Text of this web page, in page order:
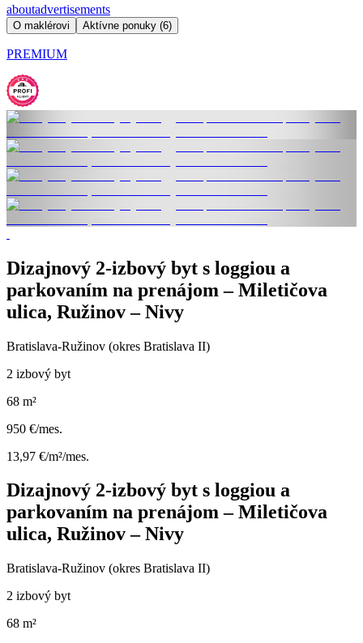
aboutadvertisements
O maklérovi Aktívne ponuky (6)
PREMIUM
Dizajnový 2-izbový byt s loggiou a
parkovaním na prenájom – Miletičova
ulica, Ružinov – Nivy
Bratislava-Ružinov (okres Bratislava II)
2 izbový byt
68 m²
950 €/mes.
13,97 €/m²/mes.
Dizajnový 2-izbový byt s loggiou a
parkovaním na prenájom – Miletičova
ulica, Ružinov – Nivy
Bratislava-Ružinov (okres Bratislava II)
2 izbový byt
68 m²